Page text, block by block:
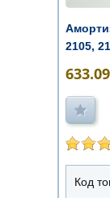
2105,
633.09
Код